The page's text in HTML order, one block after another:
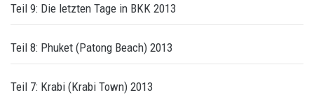
Teil 9: Die letzten Tage in BKK 2013
Teil 8: Phuket (Patong Beach) 2013
Teil 7: Krabi (Krabi Town) 2013